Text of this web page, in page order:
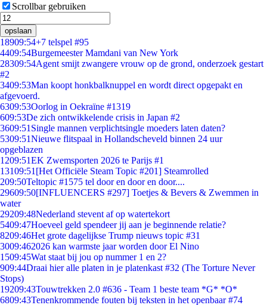
Scrollbar gebruiken
opslaan
18909:54+7 telspel #95
4409:54Burgemeester Mamdani van New York
28309:54Agent smijt zwangere vrouw op de grond, onderzoek gestart
#2
3409:53Man koopt honkbalknuppel en wordt direct opgepakt en
afgevoerd.
6309:53Oorlog in Oekraïne #1319
609:53De zich ontwikkelende crisis in Japan #2
3609:51 Single mannen verplichtsingle moeders laten daten?
5309:51Nieuwe flitspaal in Hollandscheveld binnen 24 uur
opgeblazen
1209:51EK Zwemsporten 2026 te Parijs #1
13109:51 [Het Officiële Steam Topic #201] Steamrolled
209:50Teltopic #1575 tel door en door en door....
29609:50[INFLUENCERS #297] Toetjes & Bevers & Zwemmen in
water
29209:48Nederland stevent af op watertekort
5409:47Hoeveel geld spendeer jij aan je beginnende relatie?
8209:46Het grote dagelijkse Trump nieuws topic #31
3009:462026 kan warmste jaar worden door El Nino
1509:45Wat staat bij jou op nummer 1 en 2?
909:44Draai hier alle platen in je platenkast #32 (The Torture Never
Stops)
19209:43Touwtrekken 2.0 #636 - Team 1 beste team *G* *O*
6809:43Tenenkrommende fouten bij teksten in het openbaar #74